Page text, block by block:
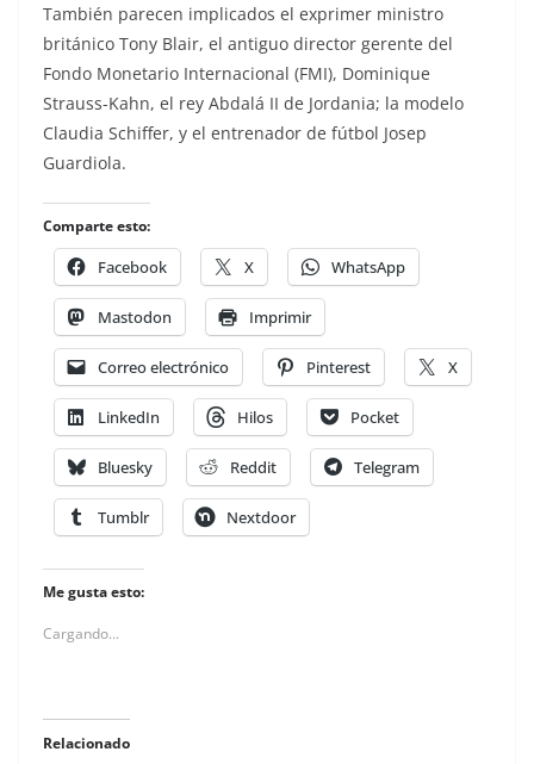
También parecen implicados el exprimer ministro
británico Tony Blair, el antiguo director gerente del
Fondo Monetario Internacional (FMI), Dominique
Strauss-Kahn, el rey Abdalá II de Jordania; la modelo
Claudia Schiffer, y el entrenador de fútbol Josep
Guardiola.
Comparte esto:
Facebook X WhatsApp
Mastodon Imprimir
Correo electrónico Pinterest X
LinkedIn Hilos Pocket
Bluesky Reddit Telegram
Tumblr Nextdoor
Me gusta esto:
Cargando...
Relacionado